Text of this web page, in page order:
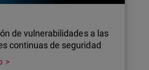
de vulnerabilidades a las
continuas de seguridad